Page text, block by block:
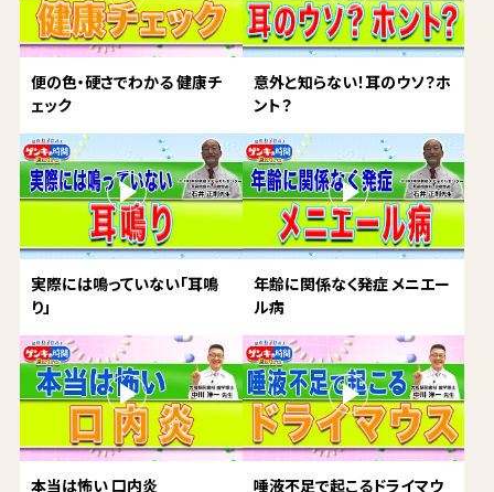
便の色・硬さでわかる 健康チ
ェック
意外と知らない！耳のウソ？ホ
ント？
実際には鳴っていない「耳鳴
り」
年齢に関係なく発症 メニエー
ル病
本当は怖い 口内炎
唾液不足で起こるドライマウ